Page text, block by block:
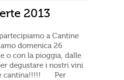
2013
a Cantine
domenica 26
o con la pioggia, dalle
degustare i nostri vini
e cantina!!!!! Per